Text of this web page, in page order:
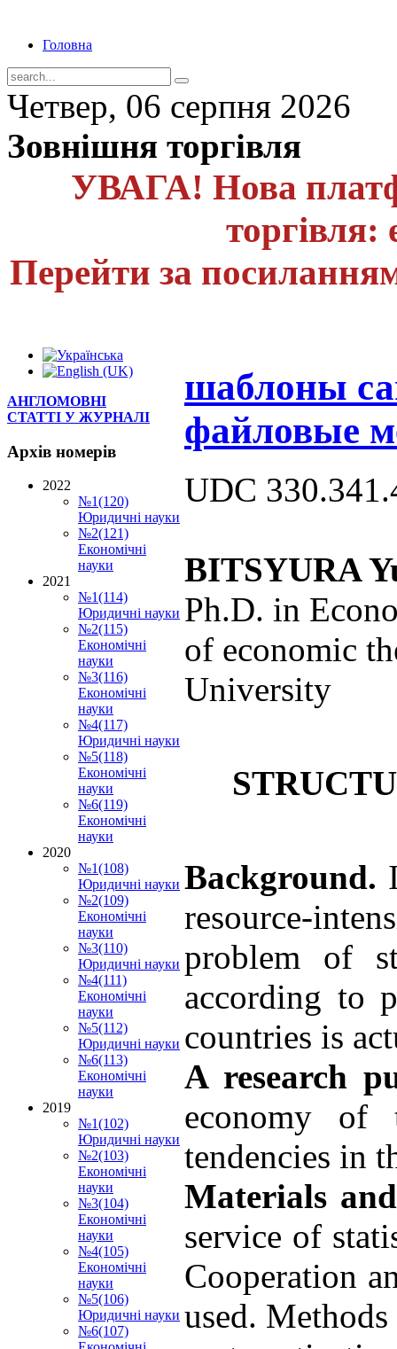
Головна
Четвер, 06 серпня 2026
Зовнішня торгівля
УВАГА! Нова
Перейти за
шаблоны
файловые
UDC
BITSYURA
Ph.D. in
of economic
University
Background.
resource-
problem of
according to
countries is
A research
economy of
tendencies in
Materials
service of
Cooperation
used.
АНГЛОМОВНІ
СТАТТІ У ЖУРНАЛІ
Архів номерів
2022
№1(120)
Юридичні науки
№2(121)
Економічні
науки
2021
№1(114)
Юридичні науки
№2(115)
Економічні
науки
№3(116)
Економічні
науки
№4(117)
Юридичні науки
№5(118)
Економічні
науки
№6(119)
Економічні
науки
2020
№1(108)
Юридичні науки
№2(109)
Економічні
науки
№3(110)
Юридичні науки
№4(111)
Економічні
науки
№5(112)
Юридичні науки
№6(113)
Економічні
науки
2019
№1(102)
Юридичні науки
№2(103)
Економічні
науки
№3(104)
Економічні
науки
№4(105)
Економічні
науки
№5(106)
Юридичні науки
№6(107)